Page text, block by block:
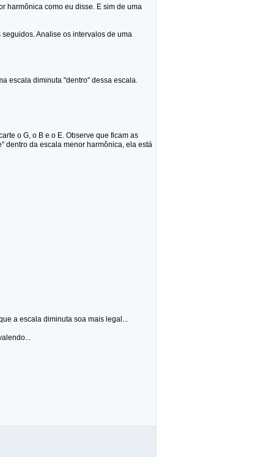
harmônica como eu disse. E sim de uma
Analise os intervalos de uma
escala diminuta "dentro" dessa escala.
o G, o B e o E. Observe que ficam as
dentro da escala menor harmônica, ela está
a escala diminuta soa mais legal...